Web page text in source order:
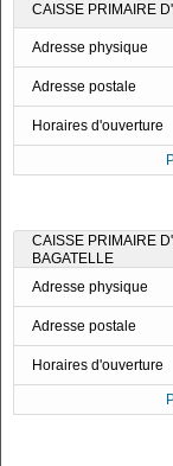
CAISSE PRIMAIRE
Adresse physique
Adresse postale
Horaires d'ouverture
CAISSE PRIMAIRE
BAGATELLE
Adresse physique
Adresse postale
Horaires d'ouverture